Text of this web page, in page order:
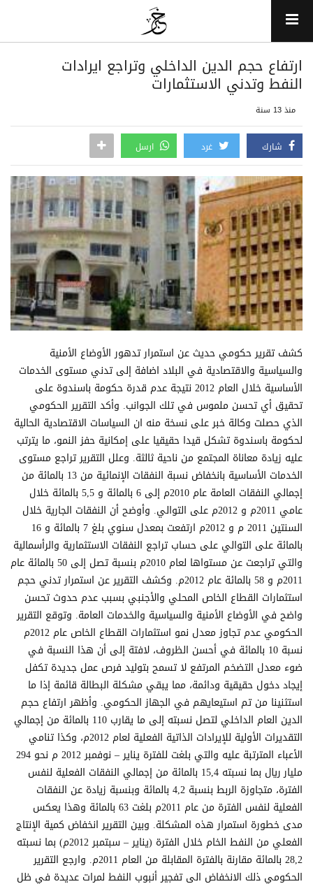
ارتفاع حجم الدين الداخلي وتراجع ايرادات
النفط وتدني الاستثمارات
منذ 13 سنة
شارك غرد ارسل
كشف تقرير حكومي حديث عن استمرار تدهور الأوضاع الأمنية
والسياسية والاقتصادية في البلاد اضافة إلى تدني مستوى الخدمات
الأساسية خلال العام 2012 نتيجة عدم قدرة حكومة باسندوة على
تحقيق أي تحسن ملموس في تلك الجوانب. وأكد التقرير الحكومي
الذي حصلت وكالة خبر على نسخة منه ان السياسات الاقتصادية الحالية
لحكومة باسندوة تشكل قيدا حقيقيا على إمكانية حفز النمو، ما يترتب
عليه زيادة معاناة المجتمع من ناحية ثالثة. وعلل التقرير تراجع مستوى
الخدمات الأساسية بانخفاض نسبة النفقات الإنمائية من 13 بالمائة من
إجمالي النفقات العامة عام 2010م إلى 6 بالمائة و 5,5 بالمائة خلال
عامي 2011م و 2012م على التوالي. وأوضح أن النفقات الجارية خلال
السنتين 2011 م و 2012م ارتفعت بمعدل سنوي بلغ 7 بالمائة و 16
بالمائة على التوالي على حساب تراجع النفقات الاستثمارية والرأسمالية
والتي تراجعت عن مستواها لعام 2010م بنسبة تصل إلى 50 بالمائة عام
2011م و 58 بالمائة عام 2012م. وكشف التقرير عن استمرار تدني حجم
استثمارات القطاع الخاص المحلي والأجنبي بسبب عدم حدوث تحسن
واضح في الأوضاع الأمنية والسياسية والخدمات العامة. وتوقع التقرير
الحكومي عدم تجاوز معدل نمو استثمارات القطاع الخاص عام 2012م
نسبة 10 بالمائة في أحسن الظروف، لافتة إلى أن هذا النسبة في
ضوء معدل التضخم المرتفع لا تسمح بتوليد فرص عمل جديدة تكفل
إيجاد دخول حقيقية ودائمة، مما يبقي مشكلة البطالة قائمة إذا ما
استثنينا من تم استيعايهم في الجهاز الحكومي. وأظهر ارتفاع حجم
الدين العام الداخلي لتصل نسبته إلى ما يقارب 110 بالمائة من إجمالي
التقديرات الأولية للإيرادات الذاتية الفعلية لعام 2012م، وكذا تنامي
الأعباء المترتبة عليه والتي بلغت للفترة يناير – نوفمبر 2012 م نحو 294
مليار ريال بما نسبته 15,4 بالمائة من إجمالي النفقات الفعلية لنفس
الفترة، متجاوزة الربط بنسبة 4,2 بالمائة وبنسبة زيادة عن النفقات
الفعلية لنفس الفترة من عام 2011م بلغت 63 بالمائة وهذا يعكس
مدى خطورة استمرار هذه المشكلة. وبين التقرير انخفاض كمية الإنتاج
الفعلي من النفط الخام خلال الفترة (يناير – سبتمبر 2012م) بما نسبته
28,2 بالمائة مقارنة بالفترة المقابلة من العام 2011م. وارجع التقرير
الحكومي ذلك الانخفاض الى تفجير أنبوب النفط لمرات عديدة في ظل